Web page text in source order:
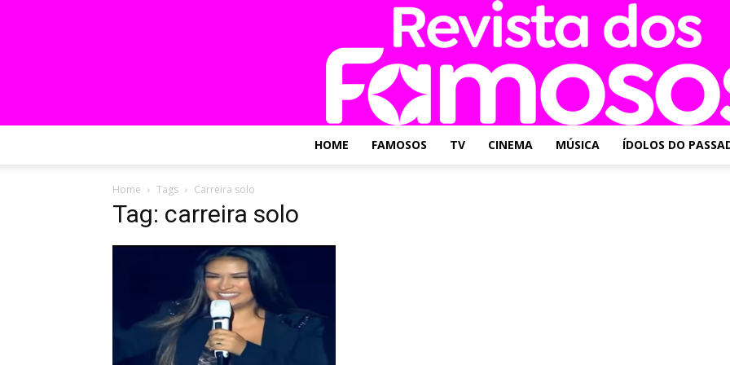
HOME FAMOSOS TV CINEMA MÚSICA ÍDOLOS DO
Home Tags Carreira solo
Tag: carreira solo